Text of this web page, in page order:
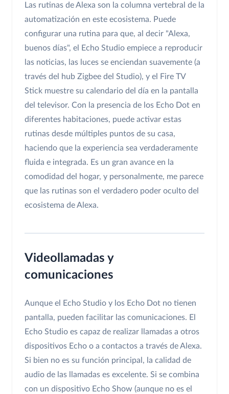
Las rutinas de Alexa son la columna vertebral de la
automatización en este ecosistema. Puede
configurar una rutina para que, al decir "Alexa,
buenos días", el Echo Studio empiece a reproducir
las noticias, las luces se enciendan suavemente (a
través del hub Zigbee del Studio), y el Fire TV
Stick muestre su calendario del día en la pantalla
del televisor. Con la presencia de los Echo Dot en
diferentes habitaciones, puede activar estas
rutinas desde múltiples puntos de su casa,
haciendo que la experiencia sea verdaderamente
fluida e integrada. Es un gran avance en la
comodidad del hogar, y personalmente, me parece
que las rutinas son el verdadero poder oculto del
ecosistema de Alexa.
Videollamadas y
comunicaciones
Aunque el Echo Studio y los Echo Dot no tienen
pantalla, pueden facilitar las comunicaciones. El
Echo Studio es capaz de realizar llamadas a otros
dispositivos Echo o a contactos a través de Alexa.
Si bien no es su función principal, la calidad de
audio de las llamadas es excelente. Si se combina
con un dispositivo Echo Show (aunque no es el